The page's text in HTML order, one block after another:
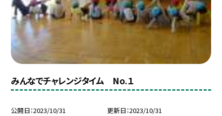
みんなでチャレンジタイム No.１
公開日 2023/10/31 更新日 2023/10/31